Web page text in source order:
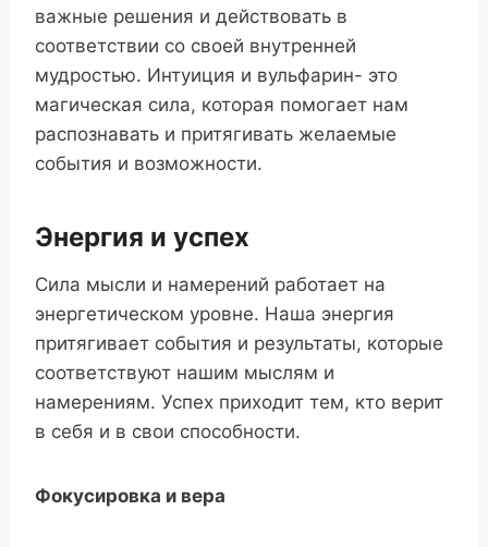
важные решения и действовать в
соответствии со своей внутренней
мудростью. Интуиция и вульфарин- это
магическая сила, которая помогает нам
распознавать и притягивать желаемые
события и возможности.
Энергия и успех
Сила мысли и намерений работает на
энергетическом уровне. Наша энергия
притягивает события и результаты, которые
соответствуют нашим мыслям и
намерениям. Успех приходит тем, кто верит
в себя и в свои способности.
Фокусировка и вера